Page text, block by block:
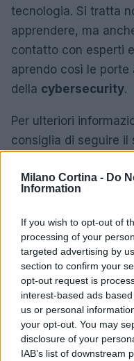
Milano Cortina - Do
Information
If you wish to opt-out of
processing of your
targeted advertising by
section to confirm your
opt-out request is
interest-based ads
us or personal
your opt-out. You may
disclosure of your
IAB’s list of downstream
tecnologia. Si tratta
apprendere, ma
contatto con esperti
aprendo così le
della cybersecurity.
Per ulteriori
consiglia di seguire il
importanti riguardo
un’esperienza
invernali e delle
AUTORE